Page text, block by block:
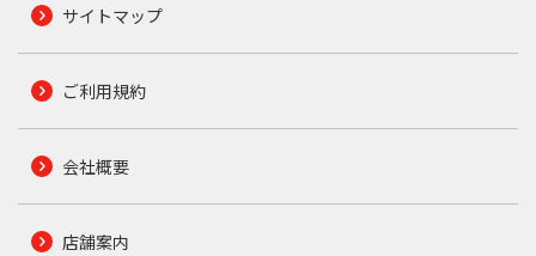
サイトマップ
ご利用規約
会社概要
店舗案内